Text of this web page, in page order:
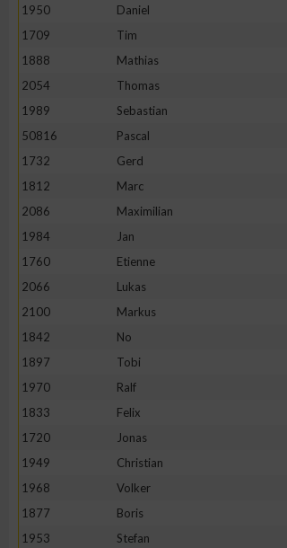
1950
Daniel
1709
Tim
1888
Mathias
2054
Thomas
1989
Sebastian
50816
Pascal
1732
Gerd
1812
Marc
2086
Maximilian
1984
Jan
1760
Etienne
2066
Lukas
2100
Markus
1842
No
1897
Tobi
1970
Ralf
1833
Felix
1720
Jonas
1949
Christian
1968
Volker
1877
Boris
1953
Stefan
Erstellung von Profilen zur Personalisierung
Verwendung von Profilen zur Auswahl
verschiedenen Quellen
Entwicklung und Verbesserung der
Verwendung reduzierter Daten zur Auswahl
IAB-Besonderheiten:
Verwendung genauer Standortdaten
Nicht-IAB-Verarbeitungszwecke: